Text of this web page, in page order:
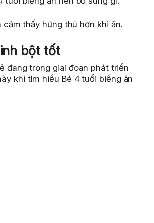
thấy hứng thú hơn khi ăn.
bột tốt
đang trong giai đoạn phát triển
khi tìm hiểu Bé 4 tuổi biếng ăn